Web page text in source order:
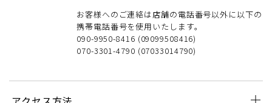
お客様へのご連絡は店舗の電話番号以外に以下の
携帯電話番号を使用いたします。
090-9950-8416 (09099508416)
070-3301-4790 (07033014790)